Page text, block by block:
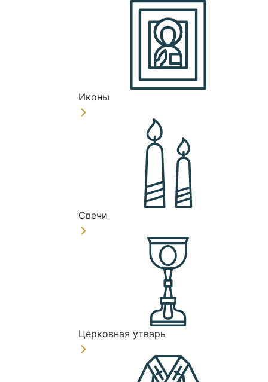
Иконы
Свечи
Церковная утварь